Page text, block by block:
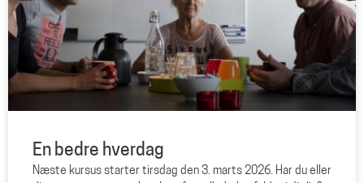
En bedre hverdag
Næste kursus starter tirsdag den 3. marts 2026. Har du eller